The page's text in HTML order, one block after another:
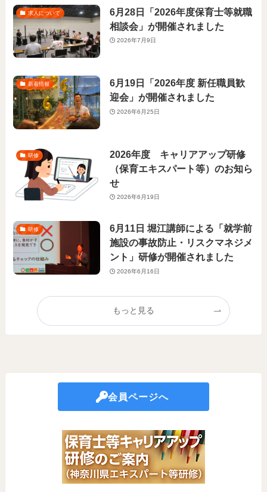
求人について
6月28日「2026年度保育士等就職
相談会」が開催されました
2026年7月9日
新着情報
6月19日「2026年度 新任職員歓
迎会」が開催されました
2026年6月25日
研修
2026年度 キャリアアップ研修
（保育エキスパート等）のお知ら
せ
2026年6月19日
研修
6月11日 堀江講師による「就学前
施設の事故防止・リスクマネジメ
ント」研修が開催されました
2026年6月16日
もっと見る
会員ページへ